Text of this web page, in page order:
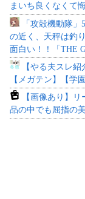
まいち良くなくて
「攻殻機動隊
の近く、天秤は釣
面白い！！「THE
【やる夫スレ
【メガテン】【学
【画像あり】
品の中でも屈指の